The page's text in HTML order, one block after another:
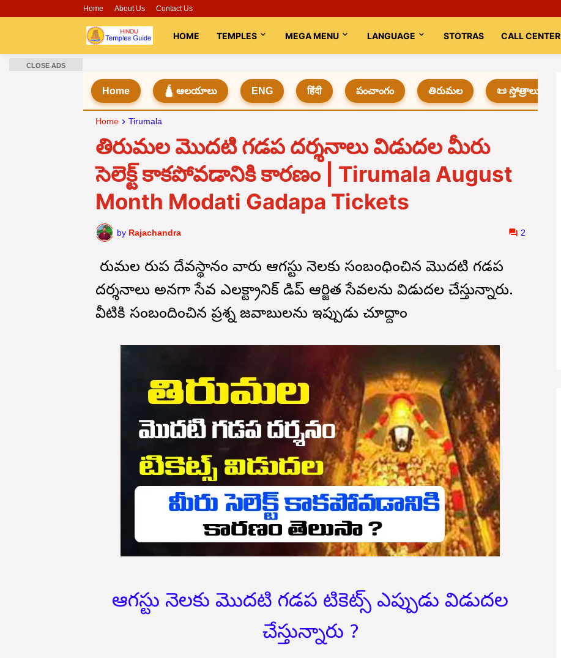
Home About Us Contact Us
HOME TEMPLES MEGA MENU LANGUAGE STOTRAS CALL CENTER
Home 🛕 ఆలయాలు ENG हिंदी పంచాంగం తిరుమల 📜 స్తోత్రాలు
Home Tirumala
తిరుమల మొదటి గడప దర్శనాలు విడుదల మీరు
సెలెక్ట్ కాకపోవడానికి కారణం | Tirumala August
Month Modati Gadapa Tickets
by Rajachandra 2
తిరుమల తిరుపతి దేవస్థానం వారు ఆగస్టు నెలకు సంబంధించిన మొదటి గడప
దర్శనాలు అనగా సేవ ఎలక్ట్రానిక్ డిప్ ఆర్జిత సేవలను విడుదల చేస్తున్నారు.
వీటికి సంబందించిన ప్రశ్న జవాబులను ఇప్పుడు చూద్దాం
ఆగస్టు నెలకు మొదటి గడప టికెట్స్ ఎప్పుడు విడుదల
చేస్తున్నారు ?
CLOSE ADS